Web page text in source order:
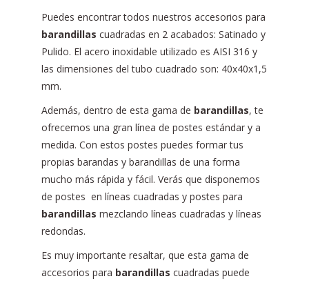
Puedes encontrar todos nuestros accesorios para
barandillas cuadradas en 2 acabados: Satinado y
Pulido. El acero inoxidable utilizado es AISI 316 y
las dimensiones del tubo cuadrado son: 40x40x1,5
mm.
Además, dentro de esta gama de barandillas, te
ofrecemos una gran línea de postes estándar y a
medida. Con estos postes puedes formar tus
propias barandas y barandillas de una forma
mucho más rápida y fácil. Verás que disponemos
de postes en líneas cuadradas y postes para
barandillas mezclando líneas cuadradas y líneas
redondas.
Es muy importante resaltar, que esta gama de
accesorios para barandillas cuadradas puede